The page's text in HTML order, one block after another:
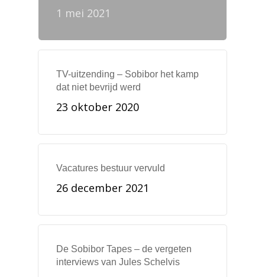
1 mei 2021
TV-uitzending – Sobibor het kamp
dat niet bevrijd werd
23 oktober 2020
Vacatures bestuur vervuld
26 december 2021
De Sobibor Tapes – de vergeten
interviews van Jules Schelvis